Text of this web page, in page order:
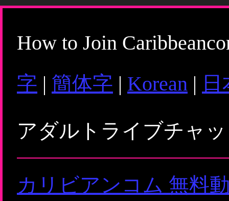
How to Join
字 | 簡体字 | Korean |
アダルトライブチャ
カリビアンコム 無料